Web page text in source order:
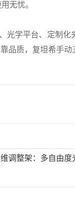
无忧。
学平台、定制化
品质，复坦希手
调整架：多自由